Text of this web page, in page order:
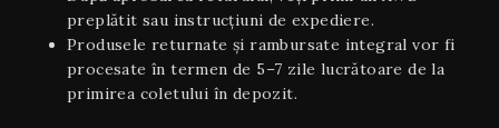
preplătit sau instrucțiuni de expediere.
Produsele returnate și rambursate integral vor fi
procesate în termen de 5–7 zile lucrătoare de la
primirea coletului în depozit.